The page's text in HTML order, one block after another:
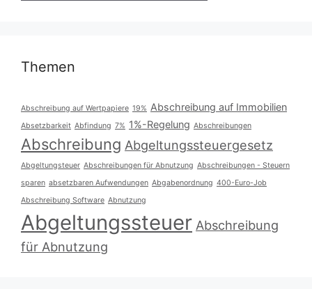
Themen
Abschreibung auf Wertpapiere 19% Abschreibung auf Immobilien
Absetzbarkeit Abfindung 7% 1%-Regelung Abschreibungen
Abschreibung Abgeltungssteuergesetz
Abgeltungsteuer Abschreibungen für Abnutzung Abschreibungen - Steuern
sparen absetzbaren Aufwendungen Abgabenordnung 400-Euro-Job
Abschreibung Software Abnutzung
Abgeltungssteuer Abschreibung
für Abnutzung